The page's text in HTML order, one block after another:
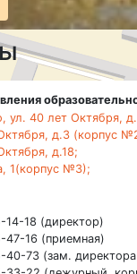
ул. 40 лет Октября,
д.3 (корпус
д.18;
1(корпус №3);
14-18 (директор)
47-16 (приемная)
40-73 (зам.